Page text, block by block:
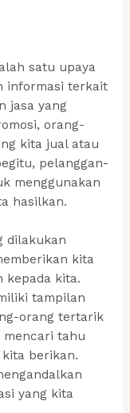
satu upaya
informasi terkait
jasa yang
orang-
kita jual atau
pelanggan-
menggunakan
hasilkan.
dilakukan
kita
kepada kita.
tampilan
orang tertarik
mencari tahu
berikan.
yang kita